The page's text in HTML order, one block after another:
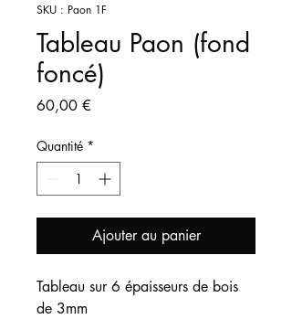
SKU : Paon 1F
Tableau Paon (fond
foncé)
60,00 €
Quantité *
Ajouter au panier
Tableau sur 6 épaisseurs de bois
de 3mm